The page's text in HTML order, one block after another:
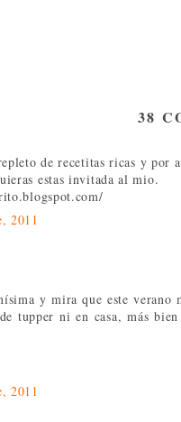
38
de recetitas ricas y por
estas invitada al mio.
2011
y mira que este
tupper ni en casa, más
2011